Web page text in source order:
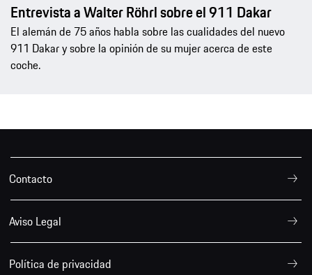
Entrevista a Walter Röhrl sobre el 911 Dakar
El alemán de 75 años habla sobre las cualidades del nuevo
911 Dakar y sobre la opinión de su mujer acerca de este
coche.
Contacto
Aviso Legal
Política de privacidad